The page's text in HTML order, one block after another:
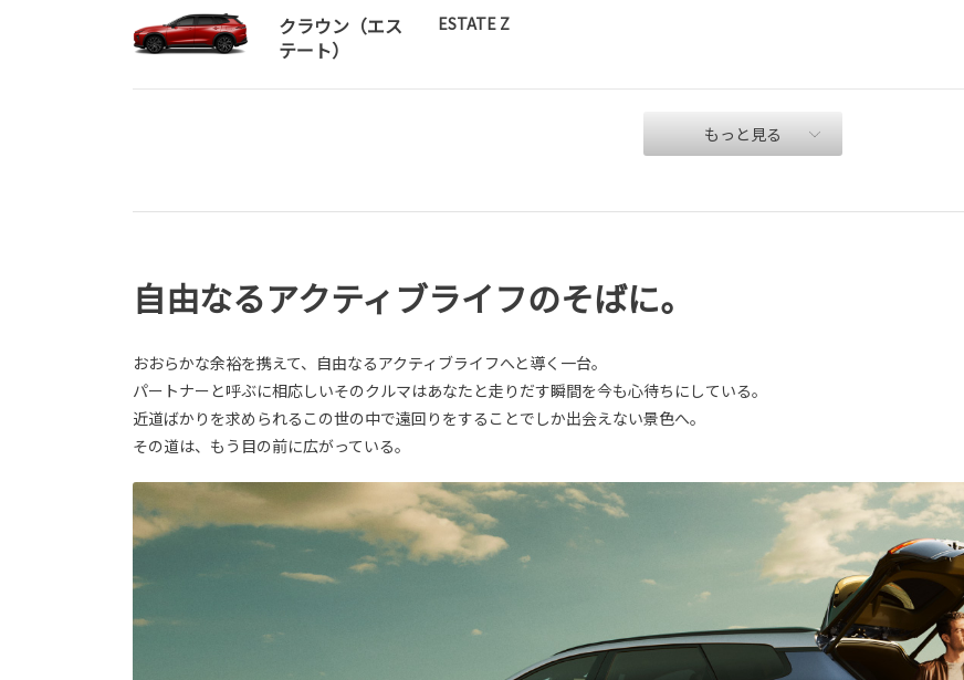
クラウン（エス
テート）
ESTATE Z
もっと見る
自由なるアクティブライフのそばに。
おおらかな余裕を携えて、自由なるアクティブライフへと導く一台。
パートナーと呼ぶに相応しいそのクルマはあなたと走りだす瞬間を今も心待ちにしている。
近道ばかりを求められるこの世の中で遠回りをすることでしか出会えない景色へ。
その道は、もう目の前に広がっている。